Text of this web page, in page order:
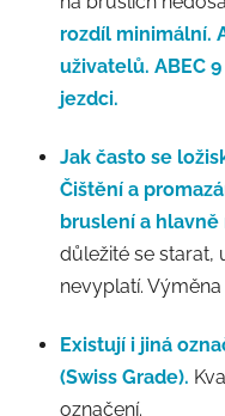
rozdíl minimální.
uživatelů. ABEC
jezdci.
Jak často se
Čištění a
bruslení a
důležité se starat,
nevyplatí.
Existují i jiná
(Swiss Grade).
označení.